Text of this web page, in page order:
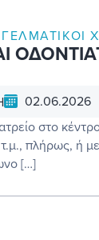
02.06.2026
στο
πλήρως, ή
[…]